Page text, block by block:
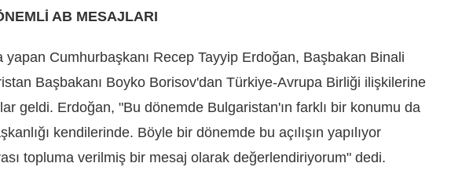
AB MESAJLARI
yapan Cumhurbaşkanı Recep Tayyip Erdoğan, Başbakan Binali
Başbakanı Boyko Borisov'dan Türkiye-Avrupa Birliği ilişkilerine
geldi. Erdoğan, "Bu dönemde Bulgaristan'ın farklı bir konumu da
kendilerinde. Böyle bir dönemde bu açılışın yapılıyor
topluma verilmiş bir mesaj olarak değerlendiriyorum" dedi.